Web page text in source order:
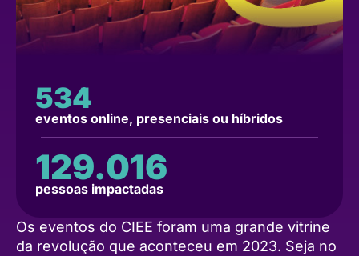
eventos online, presenciais ou híbridos
534
pessoas impactadas
129.016
Os eventos do CIEE foram uma grande vitrine
da revolução que aconteceu em 2023. Seja no